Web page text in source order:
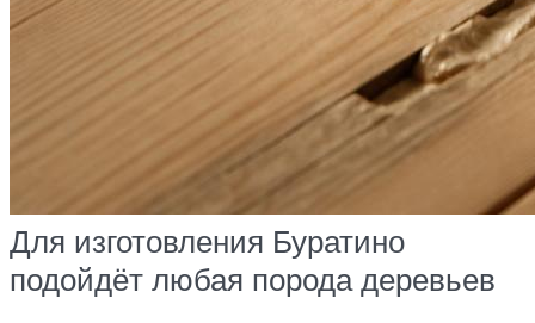
Для изготовления Буратино
подойдёт любая порода деревьев